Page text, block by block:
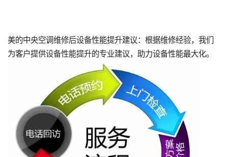
美的中央空调维修后设备性能提升建议：根据维修经验，我们
为客户提供设备性能提升的专业建议，助力设备性能最大化。